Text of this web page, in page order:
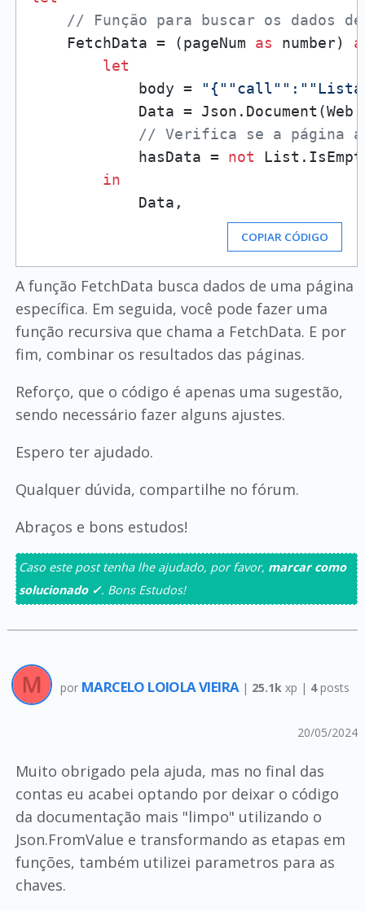
// Função para buscar os dados
    FetchData = (pageNum
as number)
let
            body =
"{" "call" ":"
Data =
// Verifica se a página
            hasData =
not
in
COPIAR CÓDIGO
A função FetchData busca dados de uma página
específica. Em seguida, você pode fazer uma
função recursiva que chama a FetchData. E por
fim, combinar os resultados das páginas.
Reforço, que o código é apenas uma sugestão,
sendo necessário fazer alguns ajustes.
Espero ter ajudado.
Qualquer dúvida, compartilhe no fórum.
Abraços e bons estudos!
Caso este post tenha lhe ajudado, por favor, marcar como
solucionado ✓. Bons Estudos!
por MARCELO LOIOLA VIEIRA | 25.1k xp | 4posts
20/05/2024
Muito obrigado pela ajuda, mas no final das
contas eu acabei optando por deixar o código
da documentação mais "limpo" utilizando o
Json.FromValue e transformando as etapas em
funções, também utilizei parametros para as
chaves.